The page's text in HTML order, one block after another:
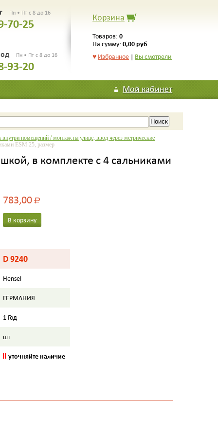
Пн • Пт с 8 до 16
70-25
Пн • Пт с 8 до 16
93-20
Корзина
Товаров: 0
На сумму: 0,00 руб
♥ Избранное | Вы смотрели
Мой кабинет
помещений / монтаж на улице, ввод через метрические
ESM 25, размер
в комплекте с 4 сальниками
783,00Р
В корзину
D 9240
Hensel
ГЕРМАНИЯ
1 Год
шт
уточняйте наличие